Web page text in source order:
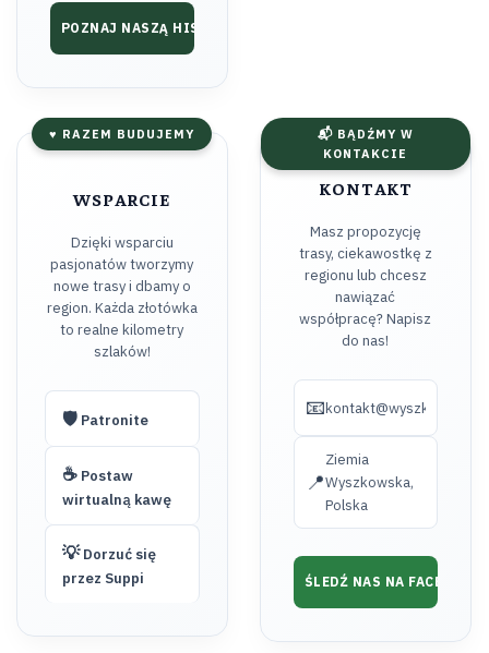
POZNAJ NASZĄ HISTORIĘ ➔
♥ RAZEM BUDUJEMY
WSPARCIE
Dzięki wsparciu
pasjonatów tworzymy
nowe trasy i dbamy o
region. Każda złotówka
to realne kilometry
szlaków!
🛡️Patronite
☕Postaw
wirtualną kawę
💡Dorzuć się
przez Suppi
📬 BĄDŹMY W
KONTAKCIE
KONTAKT
Masz propozycję
trasy, ciekawostkę z
regionu lub chcesz
nawiązać
współpracę? Napisz
do nas!
📧
📍
Ziemia
Wyszkowska,
Polska
ŚLEDŹ NAS NA